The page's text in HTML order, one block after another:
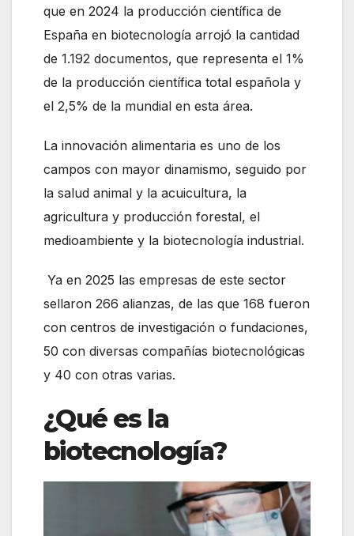
que en 2024 la producción científica de
España en biotecnología arrojó la cantidad
de 1.192 documentos, que representa el 1%
de la producción científica total española y
el 2,5% de la mundial en esta área.
La innovación alimentaria es uno de los
campos con mayor dinamismo, seguido por
la salud animal y la acuicultura, la
agricultura y producción forestal, el
medioambiente y la biotecnología industrial.
Ya en 2025 las empresas de este sector
sellaron 266 alianzas, de las que 168 fueron
con centros de investigación o fundaciones,
50 con diversas compañías biotecnológicas
y 40 con otras varias.
¿Qué es la
biotecnología?